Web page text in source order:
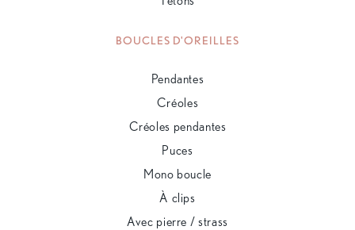
BOUCLES D'OREILLES
Pendantes
Créoles
Créoles pendantes
Puces
Mono boucle
À clips
Avec pierre / strass